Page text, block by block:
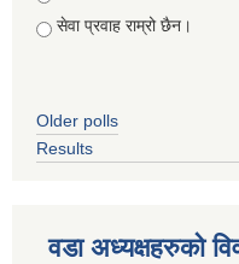
सेवा प्रवाह राम्रो छैन।
Older polls
Results
वडा अध्यक्षहरुको